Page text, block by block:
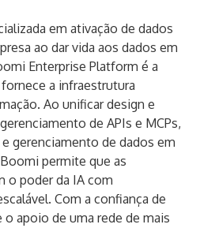
em ativação de dados
ao dar vida aos dados em
Enterprise Platform é a
a infraestrutura
Ao unificar design e
de APIs e MCPs,
gerenciamento de dados em
permite que as
o poder da IA com
Com a confiança de
apoio de uma rede de mais